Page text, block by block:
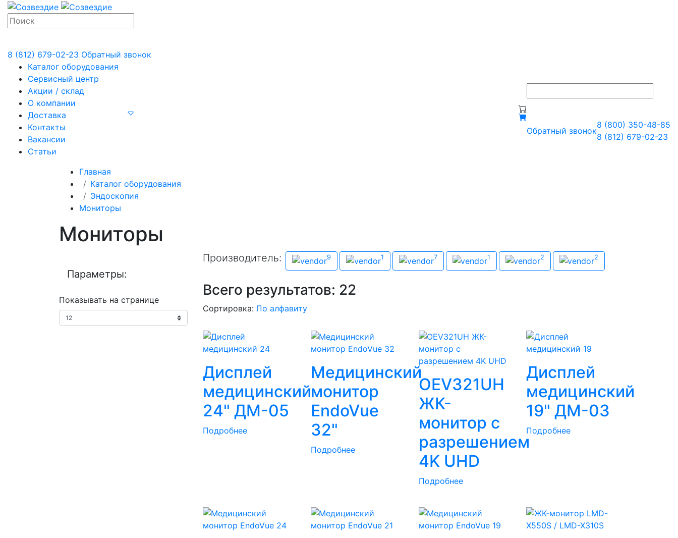
8 (812) 679-02-23 Обратный звонок
Каталог оборудования
Сервисный центр
Акции / склад
О компании
Доставка
Контакты
Вакансии
Статьи
Обратный звонок
8 (800) 350-48-85
8 (812) 679-02-23
Главная
Каталог оборудования
Эндоскопия
Мониторы
Мониторы
Параметры:
Показывать на странице
Производитель: Производитель
Beacon
9 Eleps
1 NDS7 Neovo
1 Olympus
2 Аксиома
2
Всего результатов: 22
Сортировка: По алфавиту
Дисплей
медицинский
24" ДМ-05
Подробнее
Медицинский
монитор
EndoVue
32"
Подробнее
OEV321UH
ЖК-
монитор с
разрешением
4K UHD
Подробнее
Дисплей
медицинский
19" ДМ-03
Подробнее